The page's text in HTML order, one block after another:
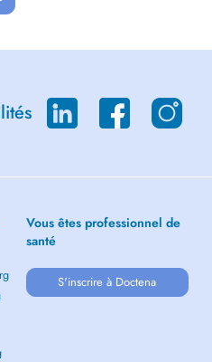
Vous êtes professionnel de
santé
S'inscrire à Doctena